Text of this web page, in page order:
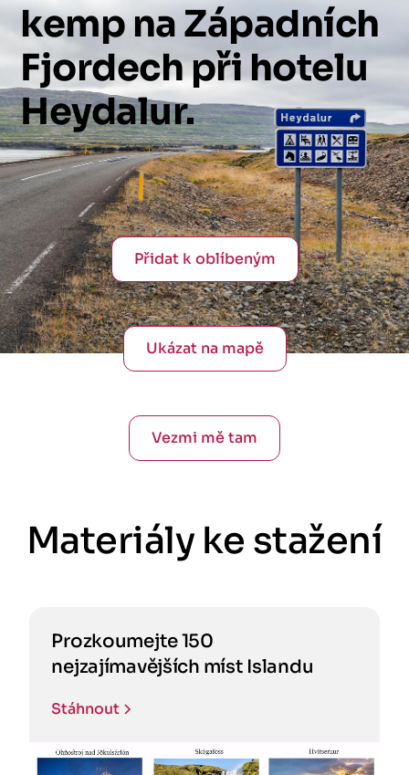
kempnaZápadních
Fjordechpřihotelu
Heydalur.
Přidat k oblíbeným
Ukázat na mapě
Vezmi mě tam
Materiály ke stažení
Prozkoumejte 150
nejzajímavějších míst Islandu
Stáhnout